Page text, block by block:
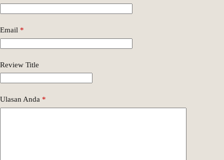
Email *
Review Title
Ulasan Anda *